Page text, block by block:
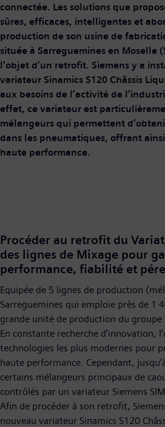
connectée. Les solutions que
sûres, efficaces, intelligentes et
production de son usine de
située à Sarreguemines en Moselle
l’objet d’un retrofit. Siemens y a
variateur Sinamics S120 Châssis
aux besoins de l’activité de
effet, ce variateur est
mélangeurs qui permettent
dans les pneumatiques, offrant
haute performance.
Procéder au retrofit du
des lignes de Mixage pour
performance, fiabilité et
Equipée de 5 lignes de production
Sarreguemines qui emploie près de 1
grande unité de production du groupe
En constante recherche d’innovation,
technologies les plus modernes pour
haute performance. Cependant,
certains mélangeurs principaux de
contrôlés par un variateur Siemens
Afin de procéder à son retrofit,
nouveau variateur Sinamics S120